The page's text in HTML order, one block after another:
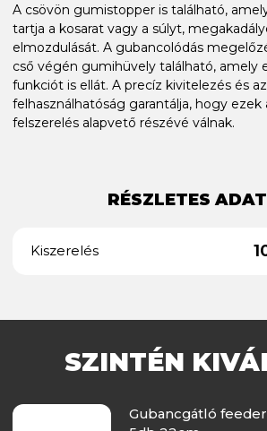
A csövön gumistopper is található,
tartja a kosarat vagy a súlyt,
elmozdulását. A gubancolódás
cső végén gumihüvely található, amely
funkciót is ellát. A precíz kivitelezés és
felhasználhatóság garantálja, hogy ezek
felszerelés alapvető részévé válnak.
RÉSZLETES
Kiszerelés
SZINTÉN
Gubancgátló